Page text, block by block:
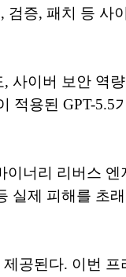
증, 패치 등 사
사이버 보안 역
적용된 GPT-5.5
너리 리버스 엔
실제 피해를 초
공된다. 이번 프